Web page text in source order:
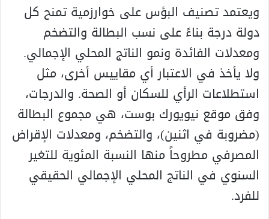
ويعتمد تصنيف البؤس على خوارزمية تمنح كل
دولة درجة بناءً على نسب البطالة والتضخم
ومعدلات الفائدة ونمو الناتج المحلي الإجمالي.
ولا يأخذ في الاعتبار أي مقاييس أخرى، مثل
استطلاعات الرأي للسكان أو الصحة. والدرجات،
وفق موقع نيويورك بوست، هي مجموع البطالة
(مضروبة في اثنين)، والتضخم، ومعدلات الإقراض
المصرفي مطروحاً منها النسبة المئوية للتغير
السنوي في الناتج المحلي الإجمالي الحقيقي
للفرد.